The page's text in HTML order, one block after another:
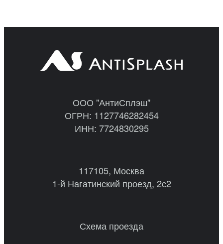
ООО "АнтиСплэш"
ОГРН: 1127746282454
ИНН: 7724830295
117105, Москва
1-й Нагатинский проезд, 2с2
Схема проезда